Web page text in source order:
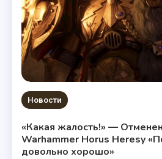
Новости
«Какая жалость!» —
Warhammer Horus Heresy
довольно хорошо»